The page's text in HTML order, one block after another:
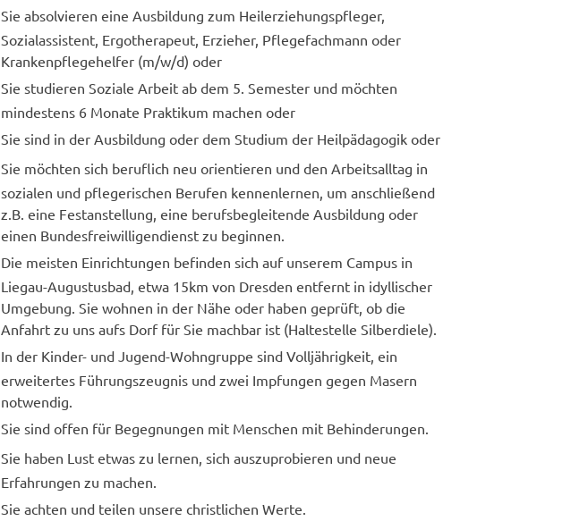
Sie absolvieren eine Ausbildung zum Heilerziehungspfleger,
Sozialassistent, Ergotherapeut, Erzieher, Pflegefachmann oder
Krankenpflegehelfer (m/w/d) oder
Sie studieren Soziale Arbeit ab dem 5. Semester und möchten
mindestens 6 Monate Praktikum machen oder
Sie sind in der Ausbildung oder dem Studium der Heilpädagogik oder
Sie möchten sich beruflich neu orientieren und den Arbeitsalltag in
sozialen und pflegerischen Berufen kennenlernen, um anschließend
z.B. eine Festanstellung, eine berufsbegleitende Ausbildung oder
einen Bundesfreiwilligendienst zu beginnen.
Die meisten Einrichtungen befinden sich auf unserem Campus in
Liegau-Augustusbad, etwa 15km von Dresden entfernt in idyllischer
Umgebung. Sie wohnen in der Nähe oder haben geprüft, ob die
Anfahrt zu uns aufs Dorf für Sie machbar ist (Haltestelle Silberdiele).
In der Kinder- und Jugend-Wohngruppe sind Volljährigkeit, ein
erweitertes Führungszeugnis und zwei Impfungen gegen Masern
notwendig.
Sie sind offen für Begegnungen mit Menschen mit Behinderungen.
Sie haben Lust etwas zu lernen, sich auszuprobieren und neue
Erfahrungen zu machen.
Sie achten und teilen unsere christlichen Werte.